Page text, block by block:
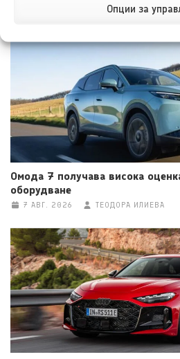
Опции за
НИКОЛА СТОЯНОВ
Омода 7 получава висока
оборудване
7 АВГ. 2026 ТЕОДОРА ИЛИЕВА